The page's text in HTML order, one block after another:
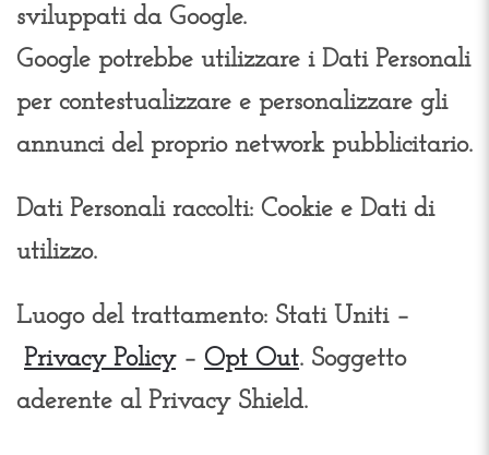
sviluppati da Google.
Google potrebbe utilizzare i Dati Personali
per contestualizzare e personalizzare gli
annunci del proprio network pubblicitario.
Dati Personali raccolti: Cookie e Dati di
utilizzo.
Luogo del trattamento: Stati Uniti –
Privacy Policy– Opt Out. Soggetto
aderente al Privacy Shield.